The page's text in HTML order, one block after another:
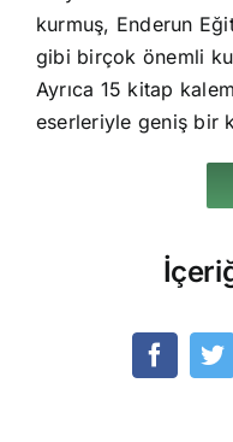
kurmuş, Enderun
gibi birçok önemli
Ayrıca 15 kitap
eserleriyle geniş bir